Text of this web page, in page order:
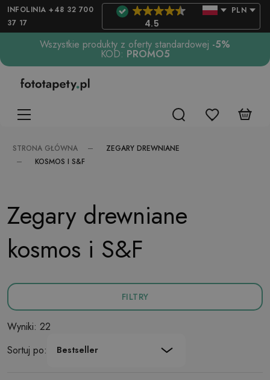
INFOLINIA +48 32 700
37 17
4.5
PLN
Wszystkie produkty z oferty standardowej -5%
KOD: PROMO5
STRONA GŁÓWNA
ZEGARY DREWNIANE
KOSMOS I S&F
Zegary drewniane
kosmos i S&F
FILTRY
Wyniki: 22
Sortuj po:
Bestseller